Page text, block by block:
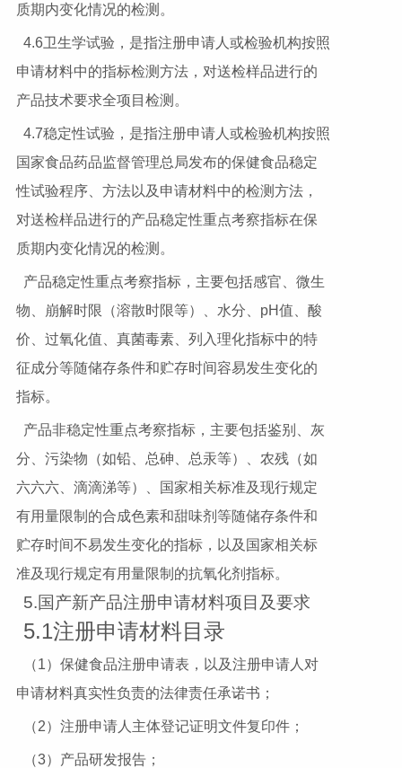
质期内变化情况的检测。
4.6卫生学试验，是指注册申请人或检验机构按照
申请材料中的指标检测方法，对送检样品进行的
产品技术要求全项目检测。
4.7稳定性试验，是指注册申请人或检验机构按照
国家食品药品监督管理总局发布的保健食品稳定
性试验程序、方法以及申请材料中的检测方法，
对送检样品进行的产品稳定性重点考察指标在保
质期内变化情况的检测。
产品稳定性重点考察指标，主要包括感官、微生
物、崩解时限（溶散时限等）、水分、pH值、酸
价、过氧化值、真菌毒素、列入理化指标中的特
征成分等随储存条件和贮存时间容易发生变化的
指标。
产品非稳定性重点考察指标，主要包括鉴别、灰
分、污染物（如铅、总砷、总汞等）、农残（如
六六六、滴滴涕等）、国家相关标准及现行规定
有用量限制的合成色素和甜味剂等随储存条件和
贮存时间不易发生变化的指标，以及国家相关标
准及现行规定有用量限制的抗氧化剂指标。
5.国产新产品注册申请材料项目及要求
5.1注册申请材料目录
（1）保健食品注册申请表，以及注册申请人对
申请材料真实性负责的法律责任承诺书；
（2）注册申请人主体登记证明文件复印件；
（3）产品研发报告；